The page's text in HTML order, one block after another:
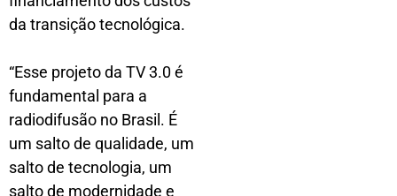
da transição tecnológica.
“Esse projeto da TV 3.0 é
fundamental para a
radiodifusão no Brasil. É
um salto de qualidade, um
salto de tecnologia, um
salto de modernidade e